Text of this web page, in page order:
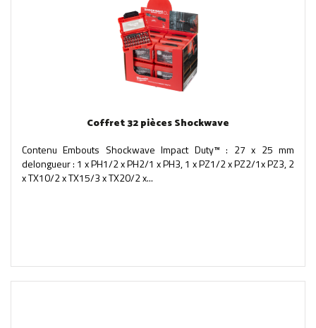
Coffret 32 pièces Shockwave
Contenu Embouts Shockwave Impact Duty™ : 27 x 25 mm
delongueur : 1 x PH1/2 x PH2/1 x PH3, 1 x PZ1/2 x PZ2/1x PZ3, 2
x TX10/2 x TX15/3 x TX20/2 x...